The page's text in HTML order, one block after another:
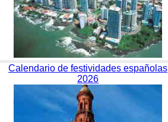
Calendario de festividades españolas
2026